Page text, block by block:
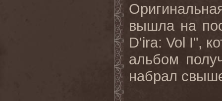
вышла на
D'ira: Vol I",
альбом
набрал